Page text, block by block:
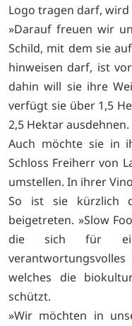
Logo tragen darf, wird
»Darauf freuen wir
Schild, mit dem sie
hinweisen darf, ist
dahin will sie ihre
verfügt sie über 1,5
2,5 Hektar ausdehnen.
Auch möchte sie in
Schloss Freiherr von
umstellen. In ihrer
So ist sie kürzlich
beigetreten. »Slow
die sich für
welches die
schützt.
»Wir möchten in